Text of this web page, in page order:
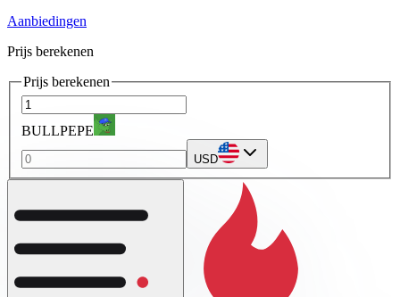
Aanbiedingen
Prijs berekenen
Prijs berekenen
BULLPEPE
USD